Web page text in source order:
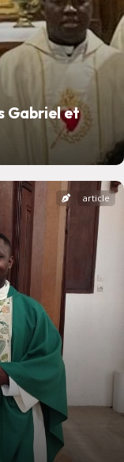
Gabriel et
article